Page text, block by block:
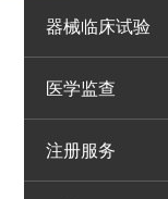
器械临床试验
医学监查
注册服务